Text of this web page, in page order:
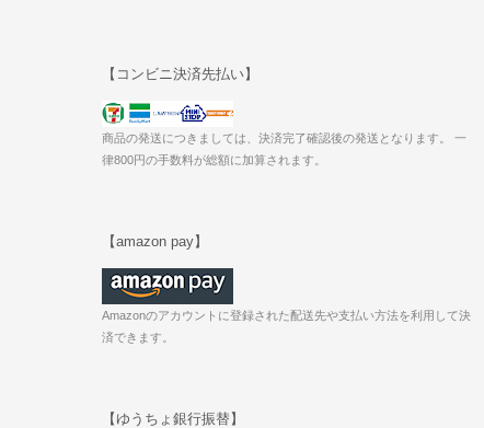
【コンビニ決済先払い】
商品の発送につきましては、決済完了確認後の発送となります。 一
律800円の手数料が総額に加算されます。
【amazon pay】
Amazonのアカウントに登録された配送先や支払い方法を利用して決
済できます。
【ゆうちょ銀行振替】